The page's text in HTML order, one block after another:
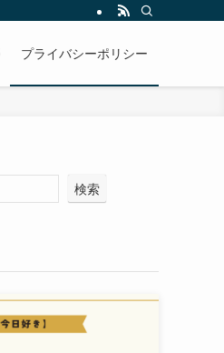
プライバシーポリシー
検索